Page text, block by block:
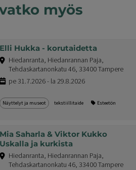
myös
Elli Hukka - korutaidetta
Hiedanranta, Hiedanrannan Paja,
Tehdaskartanonkatu 46, 33400 Tampere
pe 31.7.2026 - la 29.8.2026
Näyttelyt ja museot tekstiillitaide Esteetön
Mia Saharla & Viktor Kukko
Uskalla ja kurkista
Hiedanranta, Hiedanrannan Paja,
Tehdaskartanonkatu 46, 33400 Tampere